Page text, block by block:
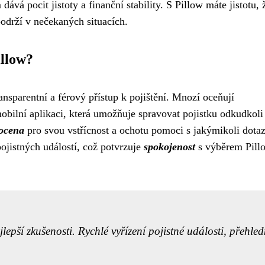
pocit jistoty a finanční stability. S Pillow máte jistotu,
v nečekaných situacích.
a férový přístup k pojištění. Mnozí oceňují
aplikaci, která umožňuje spravovat pojistku odkudkoli
pro svou vstřícnost a ochotu pomoci s jakýmikoli
událostí, což potvrzuje spokojenosts výběrem
zkušenosti. Rychlé vyřízení pojistné události,